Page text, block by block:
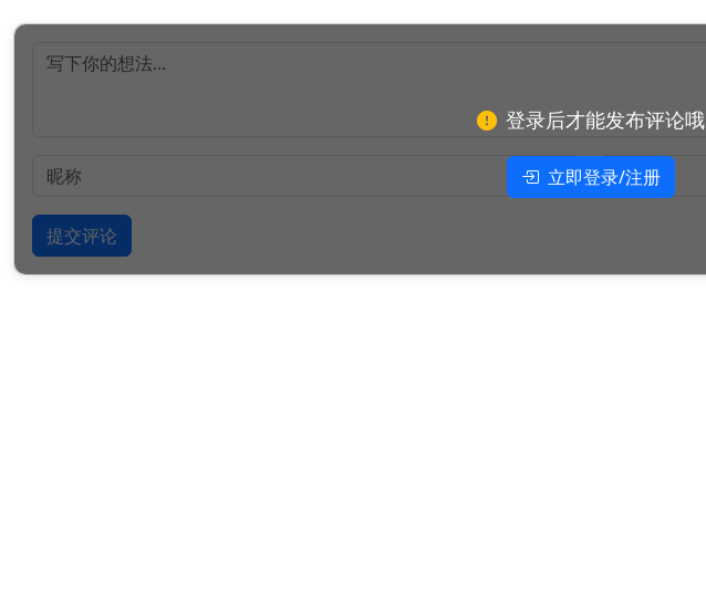
登录后才能发布评论哦
立即登录/注册
提交评论